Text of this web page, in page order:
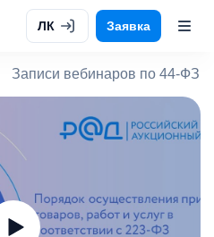
ЛК Заявка
Записи вебинаров по 44-ФЗ